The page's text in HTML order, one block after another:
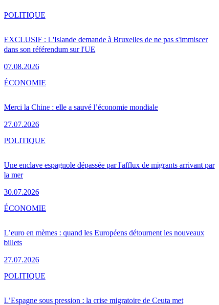
EXCLUSIF : L'Islande demande à Bruxelles de ne pas s'immiscer
dans son référendum sur l'UE
07.08.2026
POLITIQUE
Merci la Chine : elle a sauvé l’économie mondiale
27.07.2026
ÉCONOMIE
Une enclave espagnole dépassée par l'afflux de migrants arrivant par
la mer
30.07.2026
POLITIQUE
L’euro en mèmes : quand les Européens détournent les nouveaux
billets
27.07.2026
ÉCONOMIE
L’Espagne sous pression : la crise migratoire de Ceuta met
POLITIQUE